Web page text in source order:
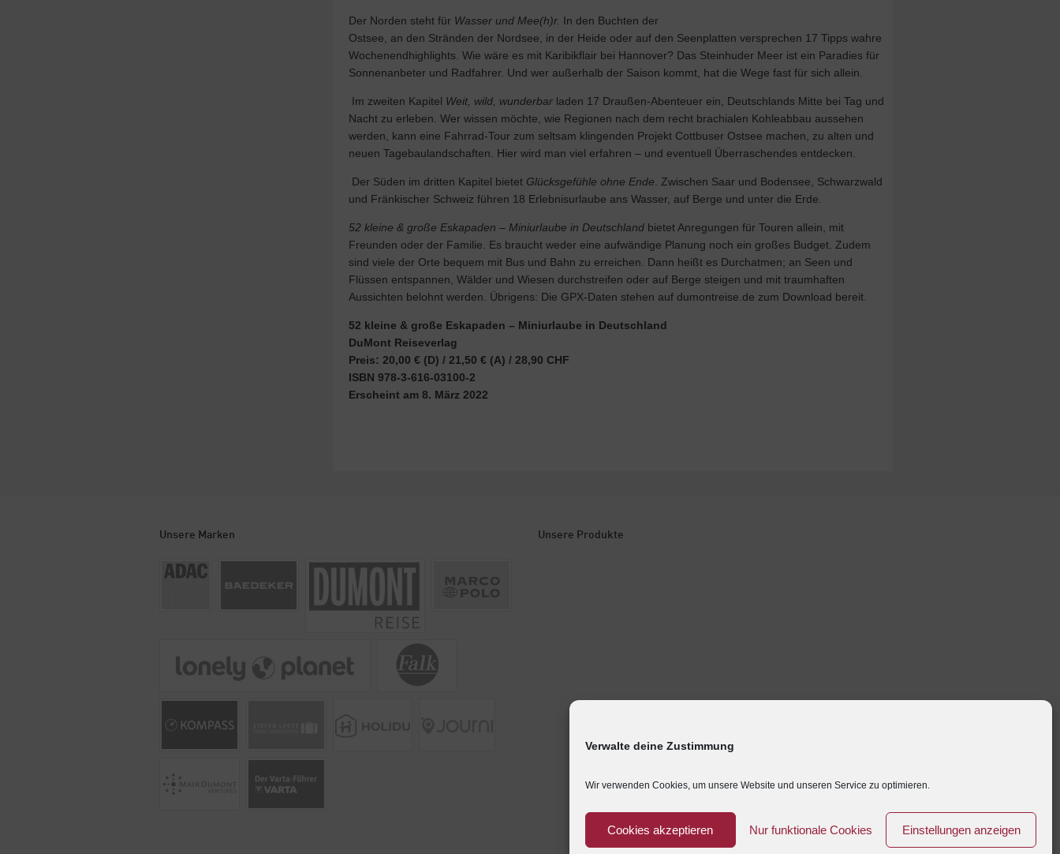
Verwalte deine Zustimmung
Wir verwenden Cookies, um unsere Website und unseren Service zu optimieren.
Cookies akzeptieren Nur funktionale Cookies Einstellungen anzeigen
Der Norden steht für Wasser und Mee(h)r. In den Buchten der
Ostsee, an den Stränden der Nordsee, in der Heide oder auf den Seenplatten versprechen 17 Tipps wahre
Wochenendhighlights. Wie wäre es mit Karibikflair bei Hannover? Das Steinhuder Meer ist ein Paradies für
Sonnenanbeter und Radfahrer. Und wer außerhalb der Saison kommt, hat die Wege fast für sich allein.
Im zweiten Kapitel Weit, wild, wunderbar laden 17 Draußen-Abenteuer ein, Deutschlands Mitte bei Tag und
Nacht zu erleben. Wer wissen möchte, wie Regionen nach dem recht brachialen Kohleabbau aussehen
werden, kann eine Fahrrad-Tour zum seltsam klingenden Projekt Cottbuser Ostsee machen, zu alten und
neuen Tagebaulandschaften. Hier wird man viel erfahren – und eventuell Überraschendes entdecken.
Der Süden im dritten Kapitel bietet Glücksgefühle ohne Ende . Zwischen Saar und Bodensee, Schwarzwald
und Fränkischer Schweiz führen 18 Erlebnisurlaube ans Wasser, auf Berge und unter die Erde.
52 kleine & große Eskapaden – Miniurlaube in Deutschland bietet Anregungen für Touren allein, mit
Freunden oder der Familie. Es braucht weder eine aufwändige Planung noch ein großes Budget. Zudem
sind viele der Orte bequem mit Bus und Bahn zu erreichen. Dann heißt es Durchatmen; an Seen und
Flüssen entspannen, Wälder und Wiesen durchstreifen oder auf Berge steigen und mit traumhaften
Aussichten belohnt werden. Übrigens: Die GPX-Daten stehen auf dumontreise.de zum Download bereit.
52 kleine & große Eskapaden – Miniurlaube in Deutschland
DuMont Reiseverlag
Preis: 20,00 € (D) / 21,50 € (A) / 28,90 CHF
ISBN 978-3-616-03100-2
Erscheint am 8. März 2022
Unsere Marken Unsere Produkte